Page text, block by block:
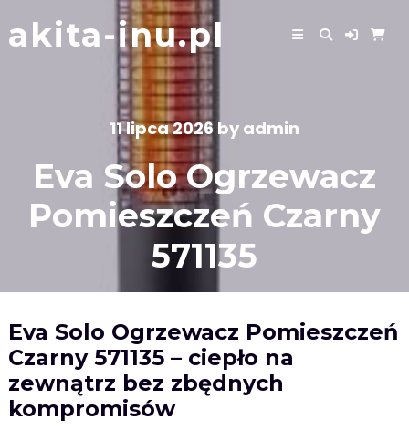
to
content
akita-inu.pl
11 lipca 2026 by admin
Eva Solo Ogrzewacz
Pomieszczeń Czarny
571135
Eva Solo Ogrzewacz Pomieszczeń
Czarny 571135 – ciepło na
zewnątrz bez zbędnych
kompromisów